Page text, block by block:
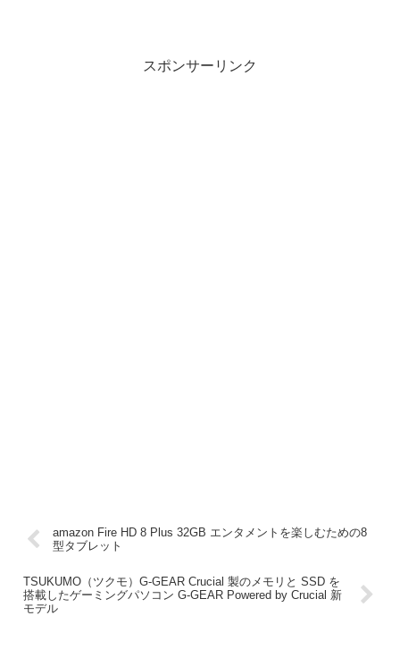
スポンサーリンク
amazon Fire HD 8 Plus 32GB エンタメントを楽しむための8
型タブレット
TSUKUMO（ツクモ）G-GEAR Crucial 製のメモリと SSD を
搭載したゲーミングパソコン G-GEAR Powered by Crucial 新
モデル